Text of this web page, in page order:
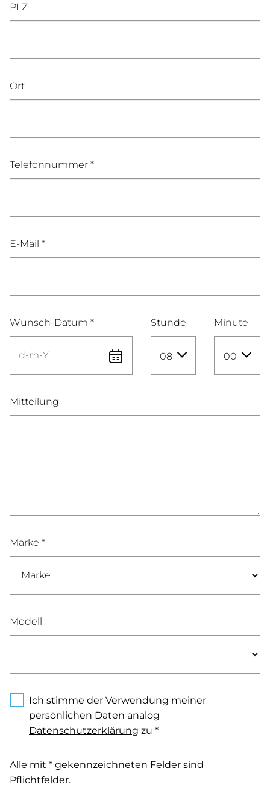
PLZ
Ort
Telefonnummer *
E-Mail *
Wunsch-Datum * Stunde
08
Minute
00
Mitteilung
Marke *
Modell
Ich stimme der Verwendung meiner
persönlichen Daten analog
Datenschutzerklärung zu *
Alle mit * gekennzeichneten Felder sind
Pflichtfelder.